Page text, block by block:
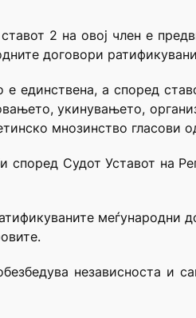
2 на овој член е
договори
е единствена, а според
укинувањето,
мнозинство гласови
Судот Уставот на
меѓународни
независноста и